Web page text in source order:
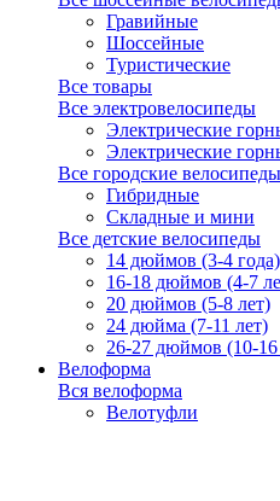
Гравийные
Шоссейные
Туристические
Все товары
Все электровелосипеды
Электрические
Электрические
Все городские велосипеды
Гибридные
Складные и мини
Все детские велосипеды
14 дюймов (3-4 года)
16-18 дюймов (4-7
20 дюймов (5-8 лет)
24 дюйма (7-11 лет)
26-27 дюймов (10-16
Велоформа
Вся велоформа
Велотуфли